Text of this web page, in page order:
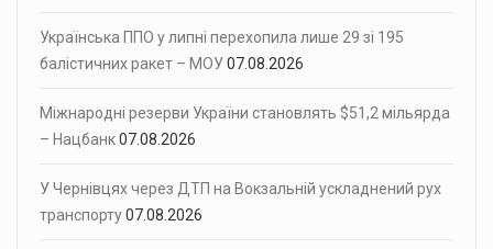
Українська ППО у липні перехопила лише 29 зі 195
балістичних ракет – МОУ07.08.2026
Міжнародні резерви України становлять $51,2 мільярда
– Нацбанк07.08.2026
У Чернівцях через ДТП на Вокзальній ускладнений рух
транспорту07.08.2026